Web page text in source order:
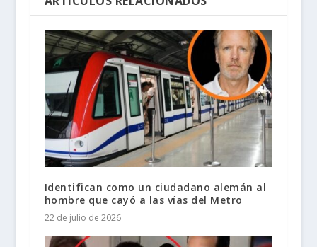
Identifican como un ciudadano alemán al
hombre que cayó a las vías del Metro
22 de julio de 2026